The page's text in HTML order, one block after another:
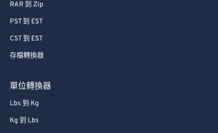
RAR 到 Zip
PST 到 EST
CST 到 EST
存檔轉換器
單位轉換器
Lbs 到 Kg
Kg 到 Lbs